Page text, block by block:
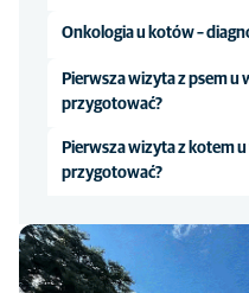
Onkologia u kotów –
Pierwsza wizyta z psem u
przygotować?
Pierwsza wizyta z kotem
przygotować?